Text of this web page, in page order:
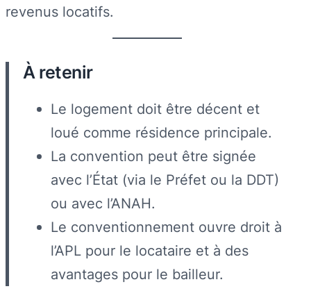
revenus locatifs.
À retenir
Le logement doit être décent et
loué comme résidence principale.
La convention peut être signée
avec l’État (via le Préfet ou la DDT)
ou avec l’ANAH.
Le conventionnement ouvre droit à
l’APL pour le locataire et à des
avantages pour le bailleur.